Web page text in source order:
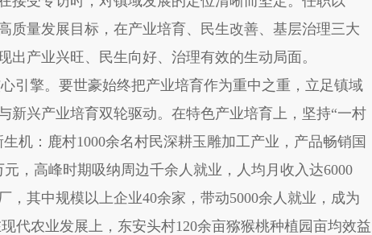
质量发展目标，在产业培育、民生改善、基层治理三大
出产业兴旺、民生向好、治理有效的生动局面。
擎。要世豪始终把产业培育作为重中之重，立足镇域
新兴产业培育双轮驱动。在特色产业培育上，坚持“一村
机：鹿村1000余名村民深耕玉雕加工产业，产品畅销国
元，高峰时期吸纳周边千余人就业，人均月收入达6000
，其中规模以上企业40余家，带动5000余人就业，成为
代农业发展上，东安头村120余亩猕猴桃种植园亩均效益